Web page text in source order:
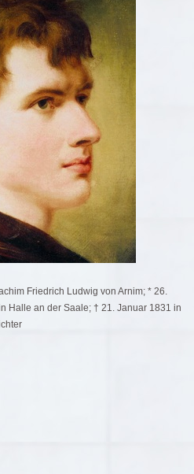
Friedrich Ludwig von Arnim; * 26.
Halle an der Saale; † 21. Januar 1831 in